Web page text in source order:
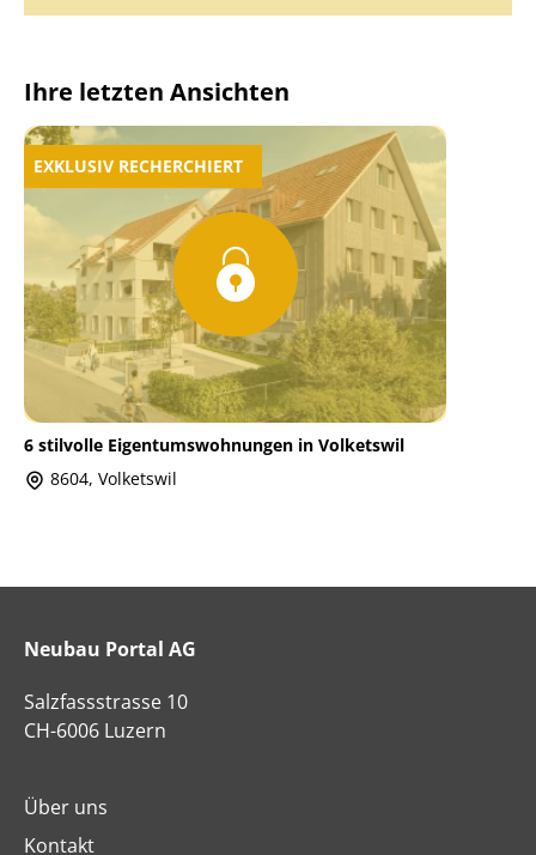
Ihre letzten Ansichten
EXKLUSIV RECHERCHIERT
6 stilvolle Eigentumswohnungen in Volketswil
8604, Volketswil
Neubau Portal AG
Salzfassstrasse 10
CH-6006 Luzern
Über uns
Kontakt